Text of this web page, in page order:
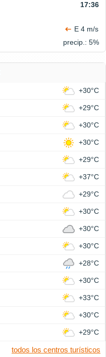
17:36
E 4 m/s
precip.: 5%
+30°C
+29°C
+30°C
+30°C
+29°C
+37°C
+29°C
+30°C
+30°C
+30°C
+28°C
+30°C
+33°C
+30°C
+29°C
todos los centros turísticos